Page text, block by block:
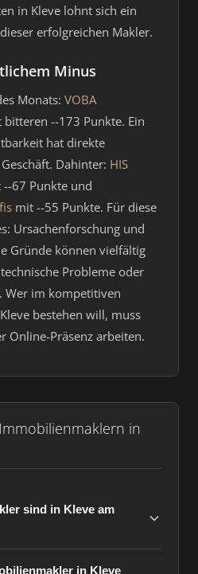
in Kleve lohnt sich ein
erfolgreichen Makler.
Minus
Monats: VOBA
bitteren --173 Punkte. Ein
hat direkte
Dahinter: HIS
--67 Punkte und
mit --55 Punkte. Für diese
Ursachenforschung und
Gründe können vielfältig
Probleme oder
Wer im kompetitiven
bestehen will, muss
Online-Präsenz arbeiten.
in
sind in Kleve am
in Kleve